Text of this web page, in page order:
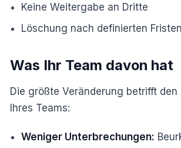
Keine Weitergabe an Dritte
Löschung nach definierten
Was Ihr Team davon hat
Die größte Veränderung betrifft
Ihres Teams:
Weniger Unterbrechungen: